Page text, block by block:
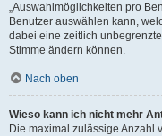
„Auswahlmöglichkeiten pro
Benutzer auswählen kann,
dabei eine zeitlich
Stimme ändern können.
Nach oben
Wieso kann ich nicht mehr
Die maximal zulässige Anzahl